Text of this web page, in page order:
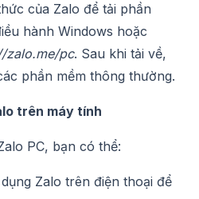
của Zalo để tải phần
hành Windows hoặc
zalo.me/pc. Sau khi tải về,
phần mềm thông thường.
trên máy tính
PC, bạn có thể:
Zalo trên điện thoại để